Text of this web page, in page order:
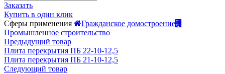
Заказать
Купить в один клик
Сферы применения
Гражданское домостроение
Промышленное строительство
Предыдущий товар
Плита перекрытия ПБ 22-10-12,5
Плита перекрытия ПБ 21-10-12,5
Следующий товар